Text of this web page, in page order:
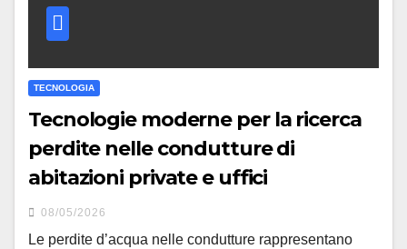
TECNOLOGIA
Tecnologie moderne per la ricerca
perdite nelle condutture di
abitazioni private e uffici
08/05/2026
Le perdite d’acqua nelle condutture rappresentano